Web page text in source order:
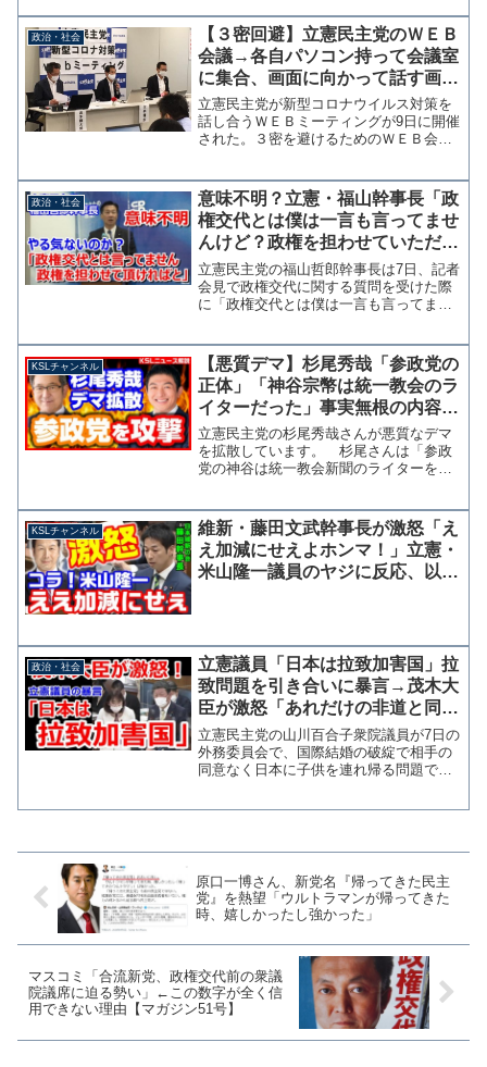
を落としてまで、再びバッジをつけた
い、なんだかなぁ」とか投稿...
政治・社会
【３密回避】立憲民主党のＷＥＢ
会議→各自パソコン持って会議室
に集合、画面に向かって話す画期
的なシステムだった
立憲民主党が新型コロナウイルス対策を
話し合うＷＥＢミーティングが9日に開催
された。３密を避けるためのＷＥＢ会議
意味不明なものであることが判明した。
党の新型コロナ対策We...
政治・社会
意味不明？立憲・福山幹事長「政
権交代とは僕は一言も言ってませ
んけど？政権を担わせていただけ
ればと」
立憲民主党の福山哲郎幹事長は7日、記者
会見で政権交代に関する質問を受けた際
に「政権交代とは僕は一言も言ってませ
意味がわからない。※テロップで6日とな
っていますが正しくは7...
KSLチャンネル
【悪質デマ】杉尾秀哉「参政党の
正体」「神谷宗幣は統一教会のラ
イターだった」事実無根の内容を
拡散【KSLチャンネル】
立憲民主党の杉尾秀哉さんが悪質なデマ
を拡散しています。 杉尾さんは「参政
党の神谷は統一教会新聞のライターをし
しています。これは、ある人物が書いた
noteがもとになってい...
KSLチャンネル
維新・藤田文武幹事長が激怒「え
え加減にせえよホンマ！」立憲・
米山隆一議員のヤジに反応、以降
政治・社会
立憲議員「日本は拉致加害国」拉
致問題を引き合いに暴言→茂木大
臣が激怒「あれだけの非道と同列
に語るな」
立憲民主党の山川百合子衆院議員が7日の
外務委員会で、国際結婚の破綻で相手の
同意なく日本に子供を連れ帰る問題で
原口一博さん、新党名『帰ってきた民主
党』を熱望「ウルトラマンが帰ってきた
時、嬉しかったし強かった」
マスコミ「合流新党、政権交代前の衆議
院議席に迫る勢い」←この数字が全く信
用できない理由【マガジン51号】